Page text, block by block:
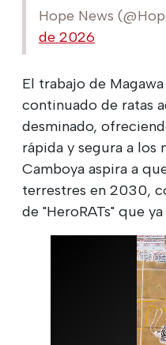
Hope News
de 2026
El trabajo de
continuado de ratas
desminado,
rápida y segura a los
Camboya aspira a
terrestres en 2030,
de "HeroRATs" que